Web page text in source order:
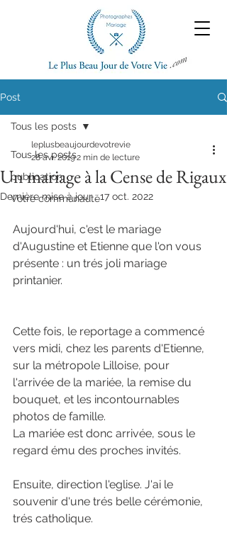
Post
Tous les posts
publication
Votre communauté
Tous les posts
Un mariage à la Cense de Rigaux
leplusbeaujourdevotrevie
28 avr. 20192 min de lecture
Dernière mise à jour :17 oct. 2022
Aujourd'hui, c'est le mariage
d'Augustine et Etienne que l'on vous
présente : un trés joli mariage
printanier.
Cette fois, le reportage a commencé
vers midi, chez les parents d'Etienne,
sur la métropole Lilloise, pour
l'arrivée de la mariée, la remise du
bouquet, et les incontournables
photos de famille.
La mariée est donc arrivée, sous le
regard ému des proches invités.
Ensuite, direction l'eglise. J'ai le
souvenir d'une trés belle cérémonie,
trés catholique.